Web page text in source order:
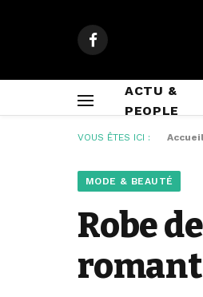
Facebook
ACTU &
PEOPLE
VOUS ÊTES ICI : Accueil
MODE & BEAUTÉ
Robe